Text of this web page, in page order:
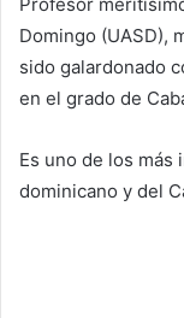
Profesor
Domingo (UASD),
sido galardonado
en el grado de
Es uno de los
dominicano y del